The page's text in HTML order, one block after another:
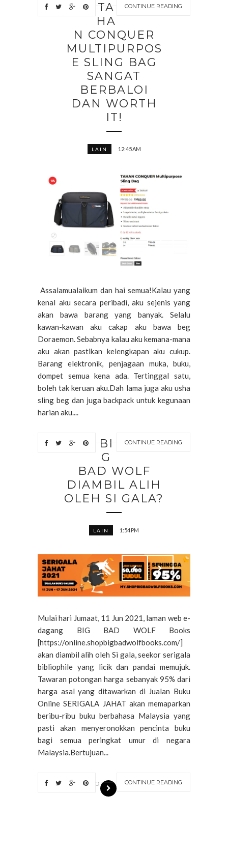
CONTINUE READING
TA
HA
N CONQUER
MULTIPURPOS
E SLING BAG
SANGAT
BERBALOI
DAN WORTH
IT!
LAIN 12:45 AM
Assalamualaikum dan hai semua!Kalau yang
kenal aku secara peribadi, aku sejenis yang
akan bawa barang yang banyak. Selalu
kawan-kawan aku cakap aku bawa beg
Doraemon. Sebabnya kalau aku kemana-mana
aku akan pastikan kelengkapan aku cukup.
Barang elektronik, penjagaan muka, buku,
dompet semua kena ada. Tertinggal satu,
boleh tak keruan aku.Dah lama juga aku usha
sling beg dan juga backpack untuk kegunaan
harian aku....
CONTINUE READING
BI
G
BAD WOLF
DIAMBIL ALIH
OLEH SI GALA?
LAIN 1:54 PM
Mulai hari Jumaat, 11 Jun 2021, laman web e-
dagang BIG BAD WOLF Books
[https://online.shopbigbadwolfbooks.com/]
akan diambil alih oleh Si gala, seekor serigala
bibliophile yang licik dan pandai memujuk.
Tawaran potongan harga sebanyak 95% dari
harga asal yang ditawarkan di Jualan Buku
Online SERIGALA JAHAT akan memaparkan
beribu-ribu buku berbahasa Malaysia yang
pasti akan menyeronokkan pencinta buku
bagi semua peringkat umur di negara
Malaysia.Bertujuan...
CONTINUE READING
OLDE